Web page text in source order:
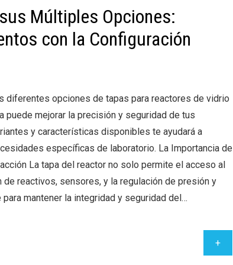
Múltiples Opciones:
con la Configuración
diferentes opciones de tapas para reactores de vidrio
puede mejorar la precisión y seguridad de tus
y características disponibles te ayudará a
específicas de laboratorio. La Importancia de
La tapa del reactor no solo permite el acceso al
reactivos, sensores, y la regulación de presión y
mantener la integridad y seguridad del…
+